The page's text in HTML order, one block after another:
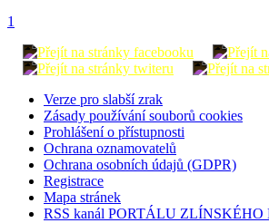
1
Verze pro slabší zrak
Zásady používání souborů cookies
Prohlášení o přístupnosti
Ochrana oznamovatelů
Ochrana osobních údajů (GDPR)
Registrace
Mapa stránek
RSS kanál PORTÁLU ZLÍNSKÉHO